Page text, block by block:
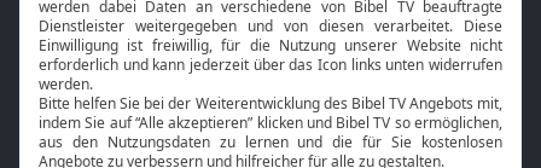
Bibel TV
Über uns
Jobs
Service
Kontakt
TV-Empfang